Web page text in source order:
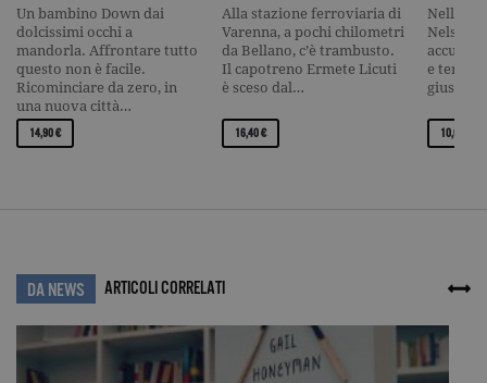
Un bambino Down dai
dolcissimi occhi a
mandorla. Affrontare tutto
questo non è facile.
Ricominciare da zero, in
una nuova città…
14,90 €
Alla stazione ferroviaria di
Varenna, a pochi chilometri
da Bellano, c’è trambusto.
Il capotreno Ermete Licuti
è sceso dal…
16,40 €
Nelson
e
10,00 €
DA NEWS ARTICOLI CORRELATI
correttamente senza i cookie
strettamente necessari. Col rispetto
delle condizioni previste dal Garante, i
cookie analitici sono equiparati ai
tecnici e dunque non necessitano del
consenso.
Descrizione
visitata e
pagina.